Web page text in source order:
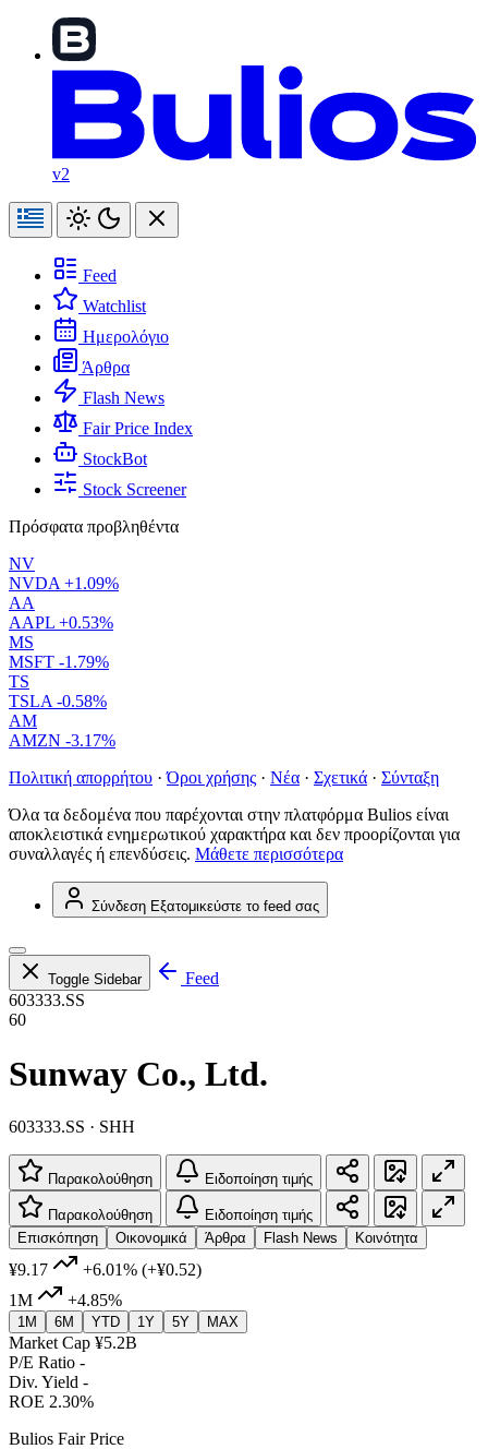
v2
Feed
Watchlist
Ημερολόγιο
Άρθρα
Flash News
Fair Price Index
StockBot
Stock Screener
Πρόσφατα προβληθέντα
NV
NVDA +1.09%
AA
AAPL +0.53%
MS
MSFT -1.79%
TS
TSLA -0.58%
AM
AMZN -3.17%
Πολιτική απορρήτου · Όροι χρήσης · Νέα · Σχετικά · Σύνταξη
Όλα τα δεδομένα που παρέχονται στην πλατφόρμα Bulios είναι
αποκλειστικά ενημερωτικού χαρακτήρα και δεν προορίζονται για
συναλλαγές ή επενδύσεις. Μάθετε περισσότερα
Σύνδεση Εξατομικεύστε το feed σας
Toggle Sidebar
Feed
603333.SS
60
Sunway Co., Ltd.
603333.SS · SHH
Παρακολούθηση Ειδοποίηση τιμής
Παρακολούθηση
Ειδοποίηση τιμής
Επισκόπηση
Οικονομικά Άρθρα Flash News Κοινότητα
¥9.17 +6.01% (+¥0.52)
1M
+4.85%
1M 6M YTD 1Y 5Y MAX
Market Cap ¥5.2B
P/E Ratio -
Div. Yield -
ROE 2.30%
Bulios Fair Price